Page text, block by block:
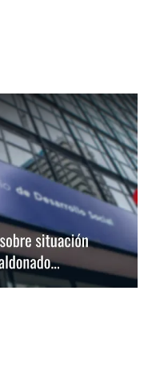
Socialista realizará